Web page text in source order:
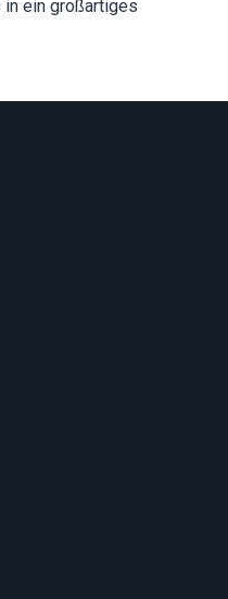
in ein großartiges